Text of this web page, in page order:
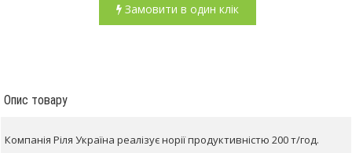
Замовити в один клік
Опис товару
Компанія Ріля Україна реалізує норії продуктивністю 200 т/год.